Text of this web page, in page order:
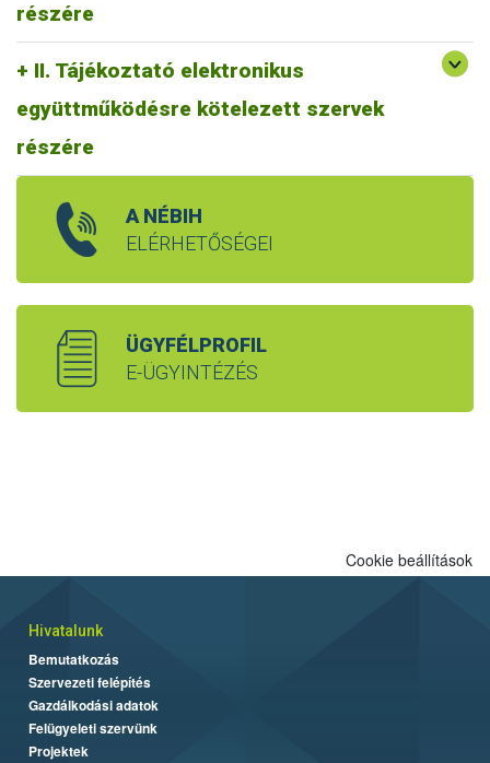
részére
II. Tájékoztató elektronikus
együttműködésre kötelezett szervek
részére
A NÉBIH
ELÉRHETŐSÉGEI
ÜGYFÉLPROFIL
E-ÜGYINTÉZÉS
Cookie beállítások
Hivatalunk
Bemutatkozás
Szervezeti felépítés
Gazdálkodási adatok
Felügyeleti szervünk
Projektek